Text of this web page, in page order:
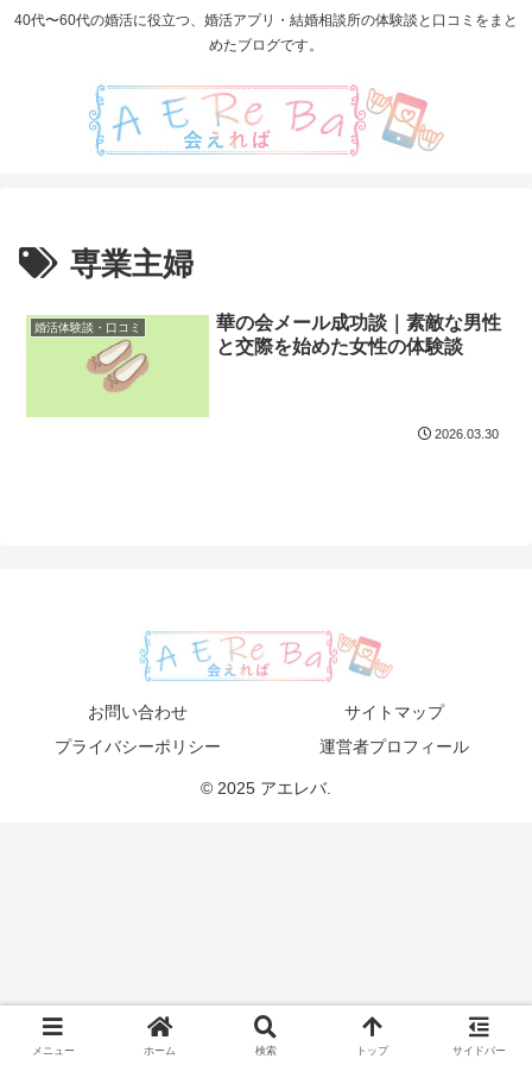
40代〜60代の婚活に役立つ、婚活アプリ・結婚相談所の体験談と口コミをまと
めたブログです。
専業主婦
婚活体験談・口コミ
華の会メール成功談｜素敵な男性
と交際を始めた女性の体験談
2026.03.30
お問い合わせ
サイトマップ
プライバシーポリシー
運営者プロフィール
© 2025 アエレバ.
メニュー ホーム 検索 トップ サイドバー